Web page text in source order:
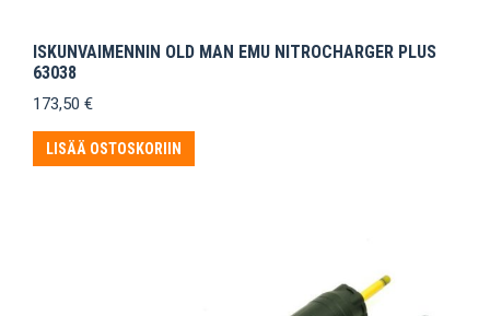
ISKUNVAIMENNIN OLD MAN EMU NITROCHARGER PLUS
63038
173,50 €
LISÄÄ OSTOSKORIIN